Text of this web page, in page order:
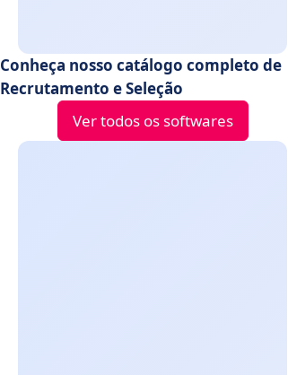
Conheça nosso catálogo completo de
Recrutamento e Seleção
Ver todos os softwares